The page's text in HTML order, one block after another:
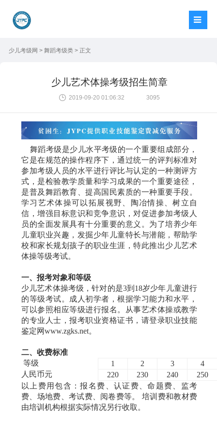
少儿考级网 > 舞蹈考级类 > 正文
少儿艺术体操考级招生简章
2019-09-20 01:06:32 3095
舞蹈考级是少儿水平考级的一个重要组成部分，
它是在规范的操作程序下，通过统一的评判标准对
参加考级人员的水平进行评比与认定的一种测评方
式，是检验教学质量和学习成果的一个重要途径，
是普及舞蹈教育、提高国民素质的一种重要手段。
学习艺术体操可以拓展视野、陶冶情操、树立自
信，增强目标意识和竞争意识，对促进参加考级人
员的全面发展具有十分重要的意义。为了培养少年
儿童职业兴趣，发掘少年儿童特长与潜能，帮助学
校和家长规划孩子的职业生涯，特此推出少儿艺术
体操等级考试。
一、报考对象和等级
少儿艺术体操考级，针对的是3到18岁少年儿童进行
的等级考试。成人初学者，根据学习能力和水平，
可以参照相应等级进行报名。从事艺术体操或教学
的专业人士，报考职业资格证书，请登录职业技能
鉴定网www.zgks.net。
二、收费标准
等级
1 2 3
4
人民币元
220 230 240
250
以上费用包含：报名费、认证费、命题费、监考
费、场地费、考试费、阅卷费等。 培训费和教材费
由培训机构根据实际情况另行收取。